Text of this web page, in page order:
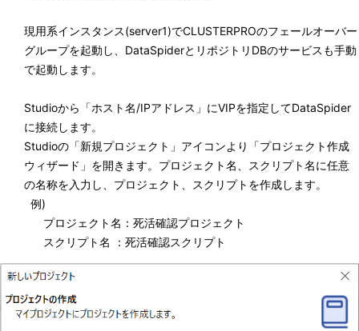
現用系インスタンス(server1)でCLUSTERPROのフェールオーバー
グループを起動し、DataSpiderとリポジトリDBのサービスも手動
で起動します。
Studioから「ホスト名/IPアドレス」にVIPを指定してDataSpider
に接続します。
Studioの「新規プロジェクト」アイコンより「プロジェクト作成
ウィザード」を開きます。プロジェクト名、スクリプト名に任意
の名称を入力し、プロジェクト、スクリプトを作成します。
例)
プロジェクト名：死活確認プロジェクト
スクリプト名 ：死活確認スクリプト